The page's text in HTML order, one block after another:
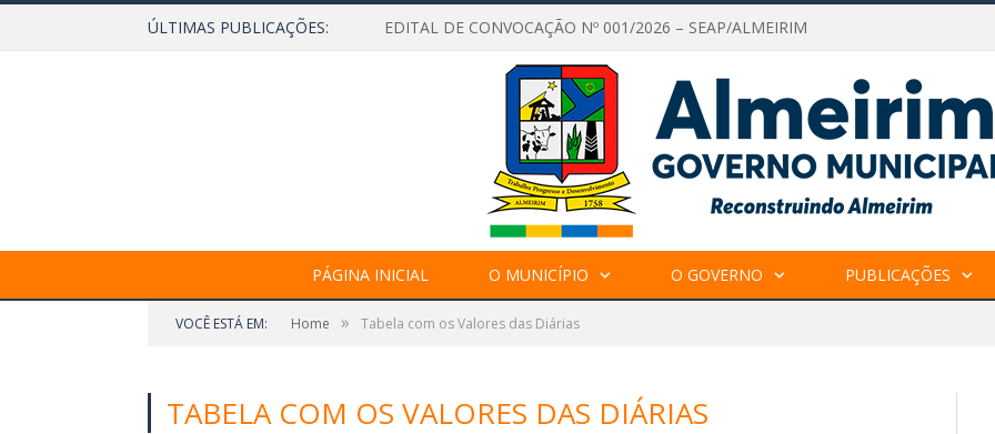
ÚLTIMAS PUBLICAÇÕES: EDITAL DE CONVOCAÇÃO Nº 001/2026 – SEAP/ALMEIRIM
PÁGINA INICIAL O MUNICÍPIO O GOVERNO PUBLICAÇÕES
VOCÊ ESTÁ EM: Home » Tabela com os Valores das Diárias
TABELA COM OS VALORES DAS DIÁRIAS